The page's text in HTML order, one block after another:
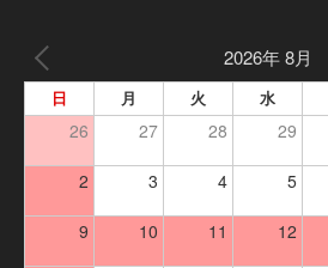
2026年 8月
日 月 火 水
26 27 28 29
2 3 4 5
9 10 11 12